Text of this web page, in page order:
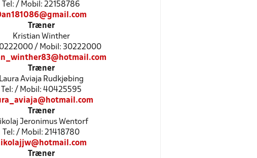
Tel: / Mobil: 22158786
Træner
Kristian Winther
/ Mobil: 30222000
Træner
Laura Aviaja Rudkjøbing
Tel: / Mobil: 40425595
Træner
Jeronimus Wentorf
Tel: / Mobil: 21418780
Træner